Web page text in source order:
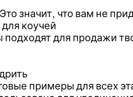
значит, что вам не
коучей
для продажи
примеры для всех